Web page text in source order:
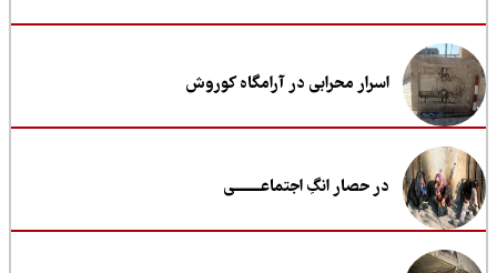
اسرار محرابی در آرامگاه کوروش
در حصار انگِ اجتماعــــــــی